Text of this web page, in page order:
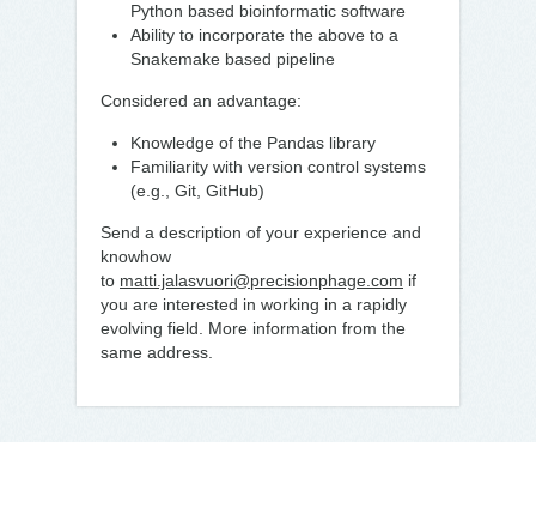
Python based bioinformatic software
Ability to incorporate the above to a
Snakemake based pipeline
Considered an advantage:
Knowledge of the Pandas library
Familiarity with version control systems
(e.g., Git, GitHub)
Send a description of your experience and
knowhow
to matti.jalasvuori@precisionphage.com if
you are interested in working in a rapidly
evolving field. More information from the
same address.